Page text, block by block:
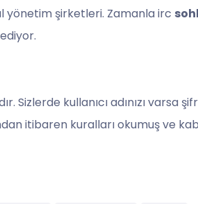
yönetim şirketleri. Zamanla irc
Sizlerde kullanıcı adınızı varsa
itibaren kuralları okumuş ve